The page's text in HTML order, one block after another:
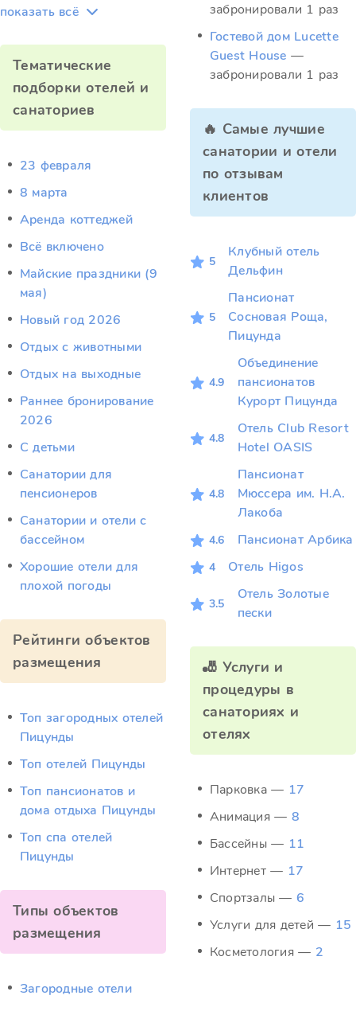
показать всё
Тематические
подборки отелей и
санаториев
23 февраля
8 марта
Аренда коттеджей
Всё включено
Майские праздники (9
мая)
Новый год 2026
Отдых c животными
Отдых на выходные
Раннее бронирование
2026
С детьми
Санатории для
пенсионеров
Санатории и отели с
бассейном
Хорошие отели для
плохой погоды
Рейтинги объектов
размещения
Топ загородных отелей
Пицунды
Топ отелей Пицунды
Топ пансионатов и
дома отдыха Пицунды
Топ спа отелей
Пицунды
Типы объектов
размещения
Загородные отели
забронировали 1 раз
Гостевой дом Lucette
Guest House —
забронировали 1 раз
🔥 Самые лучшие
санатории и отели
по отзывам
клиентов
5
Клубный отель
Дельфин
5
Пансионат
Сосновая Роща,
Пицунда
4.9
Объединение
пансионатов
Курорт Пицунда
4.8
Отель Club Resort
Hotel OASIS
4.8
Пансионат
Мюссера им. Н.А.
Лакоба
4.6 Пансионат Арбика
4 Отель Higos
3.5
Отель Золотые
пески
🎳 Услуги и
процедуры в
санаториях и
отелях
Парковка — 17
Анимация — 8
Бассейны — 11
Интернет — 17
Спортзалы — 6
Услуги для детей — 15
Косметология — 2